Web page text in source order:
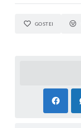
GOSTEI